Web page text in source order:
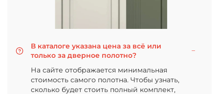
В каталоге указана цена за всё или
только за дверное полотно?
На сайте отображается минимальная
стоимость самого полотна. Чтобы узнать,
сколько будет стоить полный комплект,